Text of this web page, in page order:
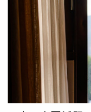
醫療院所資格與安全
進，「他看起來非常
具高度傳染性，醫療
運送。邁爾形容，該
是避免機組員在飛行
法，疫情爆發初期，
的患者進行手術。當
因此安排腹部手術。
無異常，完成檢查後